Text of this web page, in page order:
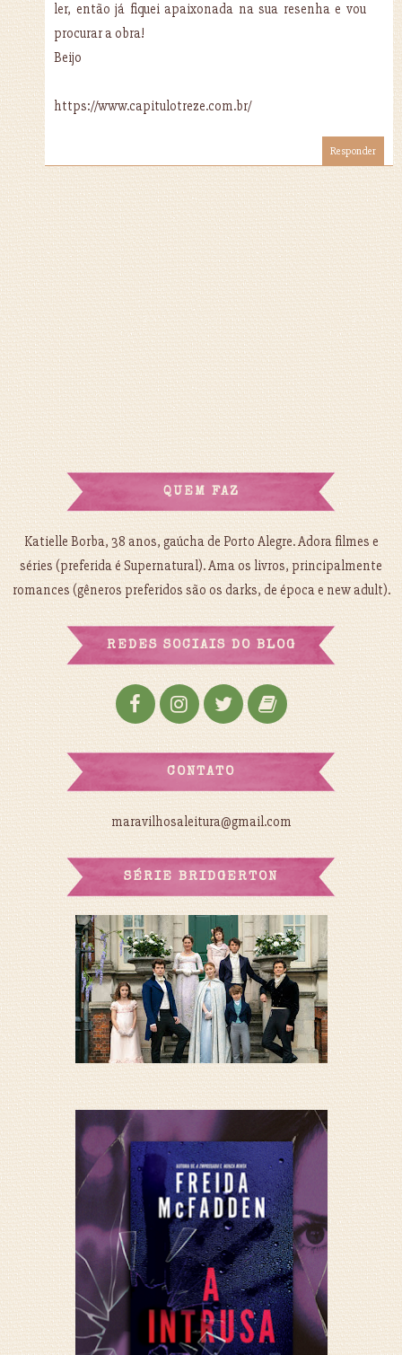
ler, então já fiquei apaixonada na sua resenha e vou
procurar a obra!
Beijo
https://www.capitulotreze.com.br/
Responder
QUEM FAZ
Katielle Borba, 38 anos, gaúcha de Porto Alegre. Adora filmes e
séries (preferida é Supernatural). Ama os livros, principalmente
romances (gêneros preferidos são os darks, de época e new adult).
REDES SOCIAIS DO BLOG
CONTATO
maravilhosaleitura@gmail.com
SÉRIE BRIDGERTON